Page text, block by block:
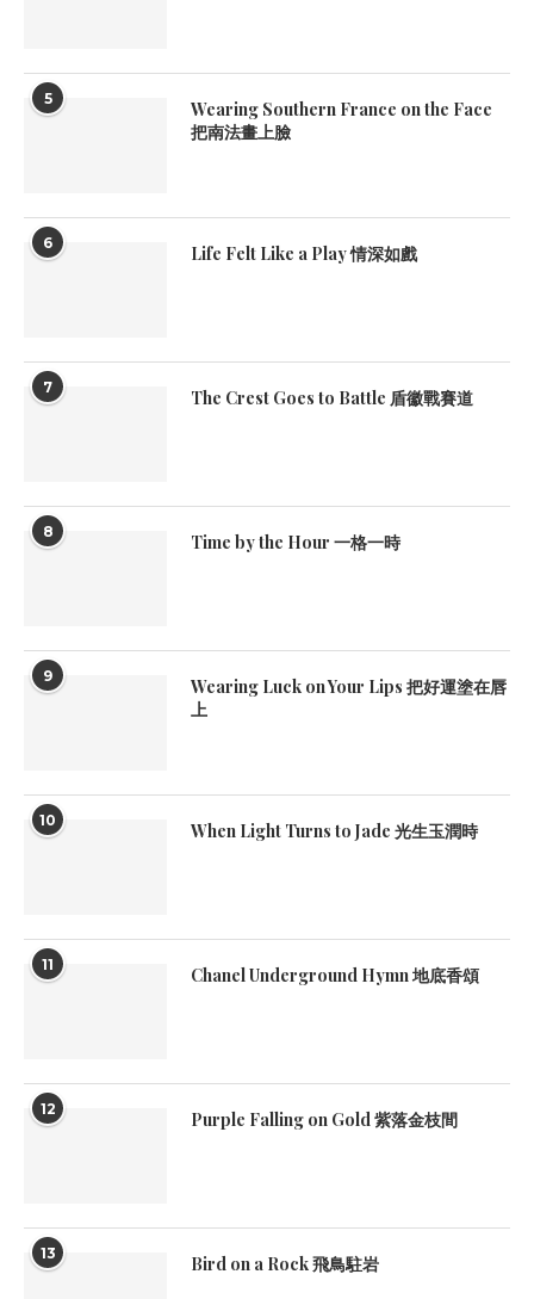
5
Wearing Southern France on the Face
把南法畫上臉
6 Life Felt Like a Play 情深如戲
7 The Crest Goes to Battle 盾徽戰賽道
8 Time by the Hour 一格一時
9
Wearing Luck on Your Lips 把好運塗在唇
上
10 When Light Turns to Jade 光生玉潤時
11 Chanel Underground Hymn 地底香頌
12 Purple Falling on Gold 紫落金枝間
13 Bird on a Rock 飛鳥駐岩